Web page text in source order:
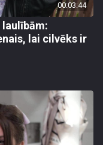
00:03:44
lai cilvēks ir